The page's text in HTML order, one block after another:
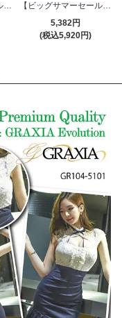
【ビッグサマーセール対象品】シックで大人の魅力たっぷりのワンピースドレス(キャバドレス・CABARETDRESS)
【ビッグサマーセール対象品】アシメデザインのクールでスタイリッシュなタイトドレス(キャバドレス・CABARETDRESS)
5,382円
(税込5,920円)